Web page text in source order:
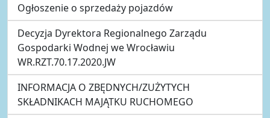
Ogłoszenie o sprzedaży pojazdów
Decyzja Dyrektora Regionalnego Zarządu
Gospodarki Wodnej we Wrocławiu
WR.RZT.70.17.2020.JW
INFORMACJA O ZBĘDNYCH/ZUŻYTYCH
SKŁADNIKACH MAJĄTKU RUCHOMEGO